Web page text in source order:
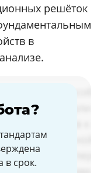
решёток
в
в срок.